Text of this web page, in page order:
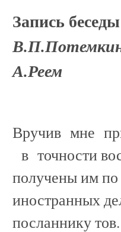
Запись
А.Реем
Вручив мне
в точности
получены им
иностранных
посланнику